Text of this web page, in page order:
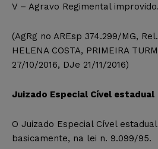
V – Agravo Regimental improvido.
(AgRg no AREsp 374.299/MG,
HELENA COSTA, PRIMEIRA
27/10/2016, DJe 21/11/2016)
Juizado Especial Cível estadual
O Juizado Especial Cível
basicamente, na lei n. 9.099/95.